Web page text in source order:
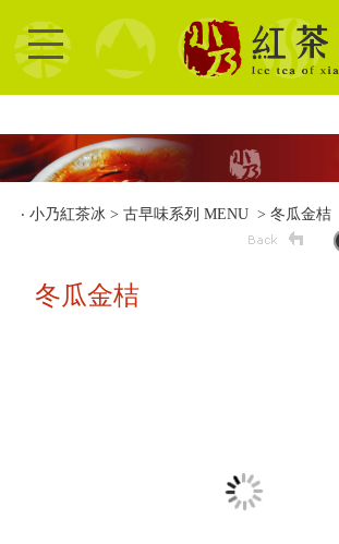
‧ 小乃紅茶冰> 古早味系列 MENU > 冬瓜金桔
冬瓜金桔